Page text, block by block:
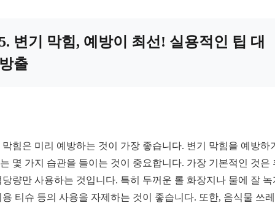
변기 막힘, 예방이 최선! 실용적인 팁 대
출
막힘은 미리 예방하는 것이 가장 좋습니다. 변기 막힘을 예방하
몇 가지 습관을 들이는 것이 중요합니다. 가장 기본적인 것은
당량만 사용하는 것입니다. 특히 두꺼운 롤 화장지나 물에 잘 녹
용 티슈 등의 사용을 자제하는 것이 좋습니다. 또한, 음식물 쓰